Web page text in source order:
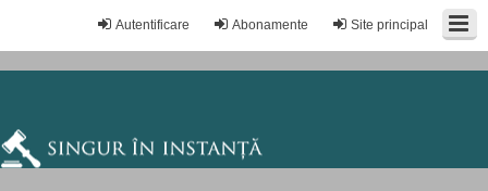
Site principal
Abonamente
Autentificare